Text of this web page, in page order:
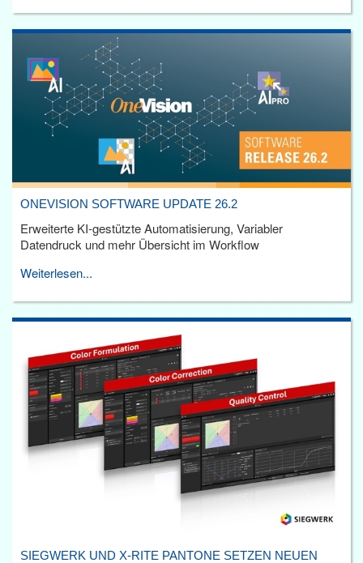
ONEVISION SOFTWARE UPDATE 26.2
Erweiterte KI-gestützte Automatisierung, Variabler
Datendruck und mehr Übersicht im Workflow
Weiterlesen...
SIEGWERK UND X-RITE PANTONE SETZEN NEUEN